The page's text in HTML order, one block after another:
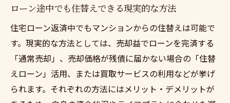
必要書類と手続きを整理した住替え準備術
資金計画やローン相談で安心の住替え実現
へ
住替え前に確認すべき法的・税務の基礎知
識
マンションからの住替えで家族の希望を叶
ローン途中でも住替えできる現実的な方法
住宅ローン返済中でもマンションからの住替えは可能で
す。現実的な方法としては、売却益でローンを完済する
「通常売却」、売却価格が残債に届かない場合の「住替
えローン」活用、または買取サービスの利用などが挙げ
られます。それぞれの方法にはメリット・デメリットが